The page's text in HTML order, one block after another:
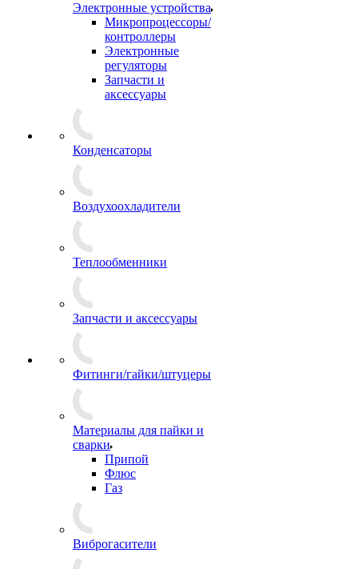
Электронные устройства
Микропроцессоры/
контроллеры
Электронные
регуляторы
Запчасти и
аксессуары
Конденсаторы
Воздухоохладители
Теплообменники
Запчасти и аксессуары
Фитинги/гайки/штуцеры
Материалы для пайки и
сварки
Припой
Флюс
Газ
Виброгасители